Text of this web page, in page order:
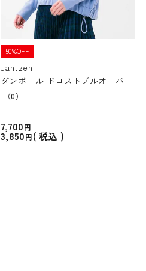
50%OFF
Jantzen
ダンボール ドロストプルオーバー
（0）
7,700
3,850 税込